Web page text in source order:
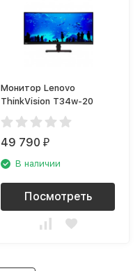
Монитор Lenovo
ThinkVision T34w-20
49 790₽
В наличии
Посмотреть